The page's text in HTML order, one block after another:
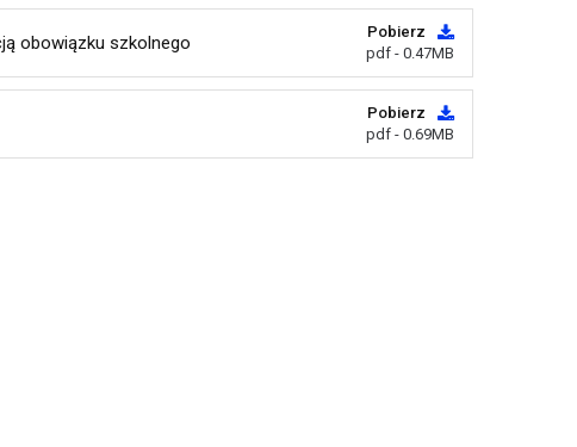
obowiązku szkolnego
Pobierz
pdf - 0.47MB
Pobierz
pdf - 0.69MB